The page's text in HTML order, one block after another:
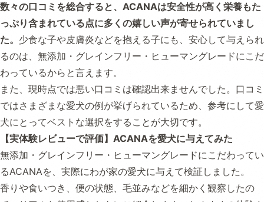
数々の口コミを総合すると、ACANAは安全性が高く栄養もた
っぷり含まれている点に多くの嬉しい声が寄せられていまし
た。 少食な子や皮膚炎などを抱える子にも、安心して与えられ
るのは、無添加・グレインフリー・ヒューマングレードにこだ
わっているからと言えます。
また、現時点では悪い口コミは確認出来ませんでした。口コミ
ではさまざまな愛犬の例が挙げられているため、参考にして愛
犬にとってベストな選択をすることが大切です。
【実体験レビューで評価】ACANAを愛犬に与えてみた
無添加・グレインフリー・ヒューマングレードにこだわってい
るACANAを、実際にわが家の愛犬に与えて検証しました。
香りや食いつき、便の状態、毛並みなどを細かく観察したの